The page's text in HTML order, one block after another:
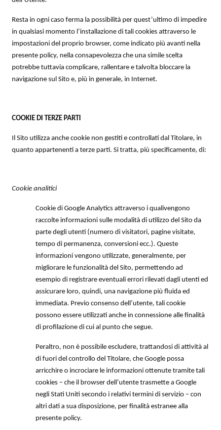
Resta in ogni caso ferma la possibilità per quest’ultimo di impedire
in qualsiasi momento l’installazione di tali cookies attraverso le
impostazioni del proprio browser, come indicato più avanti nella
presente policy, nella consapevolezza che una simile scelta
potrebbe tuttavia complicare, rallentare e talvolta bloccare la
navigazione sul Sito e, più in generale, in Internet.
COOKIE DI TERZE PARTI
Il Sito utilizza anche cookie non gestiti e controllati dal Titolare, in
quanto appartenenti a terze parti. Si tratta, più specificamente, di:
Cookie analitici
Cookie di Google Analytics attraverso i qualivengono
raccolte informazioni sulle modalità di utilizzo del Sito da
parte degli utenti (numero di visitatori, pagine visitate,
tempo di permanenza, conversioni ecc.). Queste
informazioni vengono utilizzate, generalmente, per
migliorare le funzionalità del Sito, permettendo ad
esempio di registrare eventuali errori rilevati dagli utenti ed
assicurare loro, quindi, una navigazione più fluida ed
immediata. Previo consenso dell’utente, tali cookie
possono essere utilizzati anche in connessione alle finalità
di profilazione di cui al punto che segue.
Peraltro, non è possibile escludere, trattandosi di attività al
di fuori del controllo del Titolare, che Google possa
arricchire o incrociare le informazioni ottenute tramite tali
cookies – che il browser dell’utente trasmette a Google
negli Stati Uniti secondo i relativi termini di servizio – con
altri dati a sua disposizione, per finalità estranee alla
presente policy.